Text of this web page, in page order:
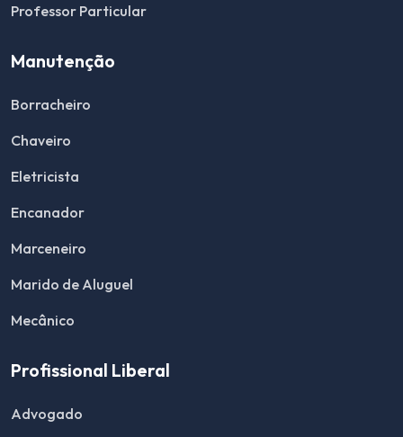
Professor Particular
Manutenção
Borracheiro
Chaveiro
Eletricista
Encanador
Marceneiro
Marido de Aluguel
Mecânico
Profissional Liberal
Advogado